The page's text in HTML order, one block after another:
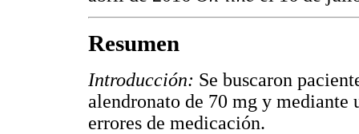
Resumen
Introducción: Se buscaron
alendronato de 70 mg y
errores de medicación.